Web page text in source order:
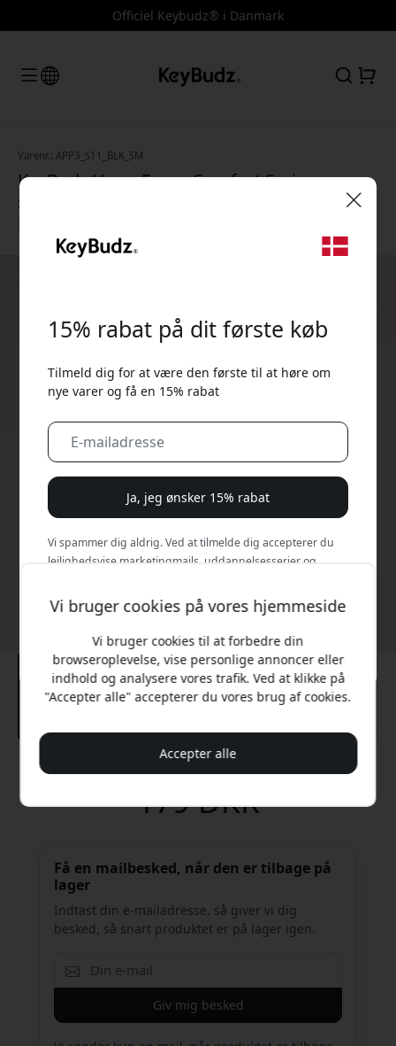
Officiel Keybudz® i Danmark
Varenr.: APP3_S11_BLK_SM
KeyBudz HyperFoam Comfort Series
skumørepropper til AirPods Pro 3, Small
Anbefalet pris
179 DKK
Få en mailbesked, når den er tilbage på
lager
Indtast din e-mailadresse, så giver vi dig
besked, så snart produktet er på lager igen.
Giv mig besked
Vi bruger cookies på vores hjemmeside
Vi bruger cookies til at forbedre din
browseroplevelse, vise personlige annoncer eller
indhold og analysere vores trafik. Ved at klikke på
"Accepter alle" accepterer du vores brug af cookies.
Accepter alle
15% rabat på dit første køb
Tilmeld dig for at være den første til at høre om
nye varer og få en 15% rabat
Ja, jeg ønsker 15% rabat
Vi spammer dig aldrig. Ved at tilmelde dig accepterer du
lejlighedsvise marketingmails, uddannelsesserier og
Brug denne kode ved kassen for at få 15% rabat.